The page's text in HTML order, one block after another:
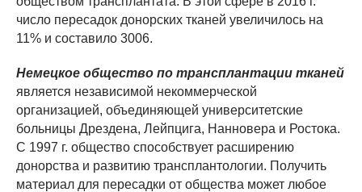
число пересадок донорских тканей увеличилось на
11% и составило 3006.
Немецкое общество по трансплантации тканей
является независимой некоммерческой
организацией, объединяющей университетские
больницы Дрездена, Лейпцига, Нанновера и Ростока.
С 1997 г. общество способствует расширению
донорства и развитию трансплантологии. Получить
материал для пересадки от общества может любое